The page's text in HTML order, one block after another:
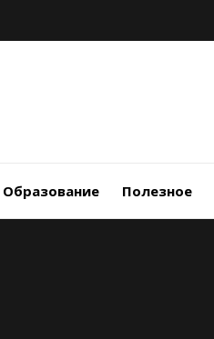
Образование Полезное